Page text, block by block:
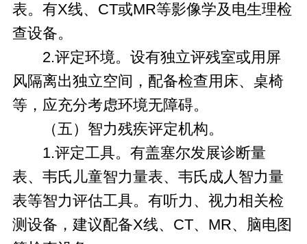
表。有X线、CT或MR等影像学及电生理检
查设备。
2.评定环境。设有独立评残室或用屏
风隔离出独立空间，配备检查用床、桌椅
等，应充分考虑环境无障碍。
（五）智力残疾评定机构。
1.评定工具。有盖塞尔发展诊断量
表、韦氏儿童智力量表、韦氏成人智力量
表等智力评估工具。有听力、视力相关检
测设备，建议配备X线、CT、MR、脑电图